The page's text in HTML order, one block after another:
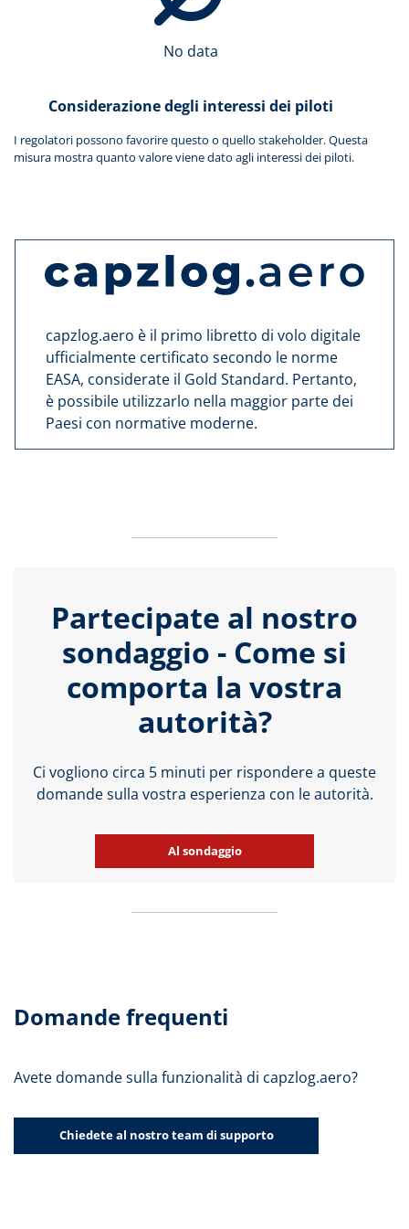
No data
Considerazione degli interessi dei piloti
I regolatori possono favorire questo o quello stakeholder. Questa
misura mostra quanto valore viene dato agli interessi dei piloti.
capzlog.aero è il primo libretto di volo digitale
ufficialmente certificato secondo le norme
EASA, considerate il Gold Standard. Pertanto,
è possibile utilizzarlo nella maggior parte dei
Paesi con normative moderne.
Partecipate al nostro
sondaggio - Come si
comporta la vostra
autorità?
Ci vogliono circa 5 minuti per rispondere a queste
domande sulla vostra esperienza con le autorità.
Al sondaggio
Domande frequenti
Avete domande sulla funzionalità di capzlog.aero?
Chiedete al nostro team di supporto